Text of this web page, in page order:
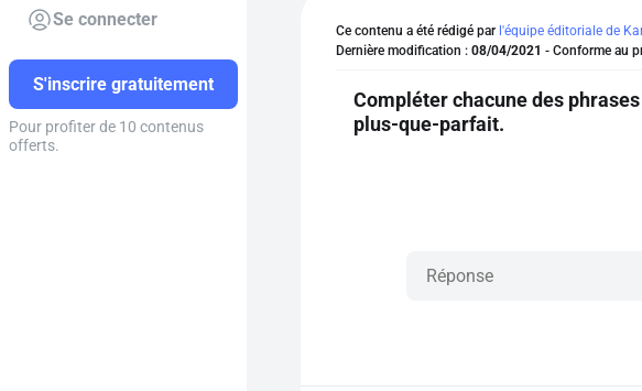
Se connecter
S'inscrire gratuitement
Pour profiter de 10 contenus
offerts.
Ce contenu a été rédigé par l'équipe éditoriale de
Dernière modification : 08/04/2021 - Conforme au
Compléter chacune des
plus-que-parfait.